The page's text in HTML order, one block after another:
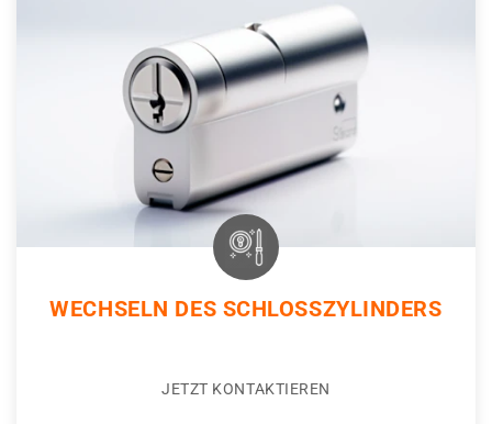
WECHSELN DES SCHLOSSZYLINDERS
JETZT KONTAKTIEREN